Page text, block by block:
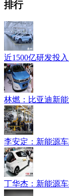
排行
近1500亿研发投
林燃：比亚迪新
李安定：新能源
丁华杰：新能源